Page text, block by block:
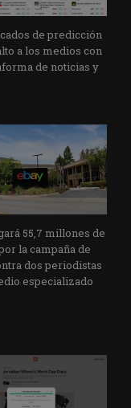
de predicción
a los medios con
de noticias y
55,7 millones de
la campaña de
dos periodistas
especializado